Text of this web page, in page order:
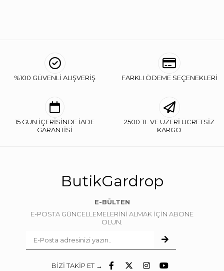
%100 GÜVENLİ ALIŞVERİŞ FARKLI ÖDEME SEÇENEKLERİ
15 GÜN İÇERİSİNDE İADE
GARANTİSİ
2500 TL VE ÜZERİ ÜCRETSİZ
KARGO
ButikGardrop
E-BÜLTEN
E-POSTA GÜNCELLEMELERİNİ ALMAK İÇİN ABONE
OLUN.
BİZİ TAKİP ET →